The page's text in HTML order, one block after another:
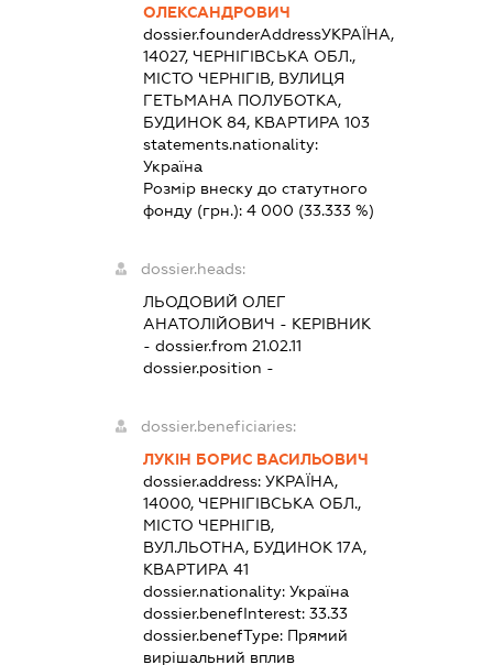
ОЛЕКСАНДРОВИЧ
dossier.founderAddressУКРАЇНА,
14027, ЧЕРНІГІВСЬКА ОБЛ.,
МІСТО ЧЕРНІГІВ, ВУЛИЦЯ
ГЕТЬМАНА ПОЛУБОТКА,
БУДИНОК 84, КВАРТИРА 103
statements.nationality:
Україна
Розмір внеску до статутного
фонду (грн.): 4 000 (33.333 %)
dossier.heads:
ЛЬОДОВИЙ ОЛЕГ
АНАТОЛІЙОВИЧ - КЕРІВНИК
- dossier.from 21.02.11
dossier.position -
dossier.beneficiaries:
ЛУКІН БОРИС ВАСИЛЬОВИЧ
dossier.address: УКРАЇНА,
14000, ЧЕРНІГІВСЬКА ОБЛ.,
МІСТО ЧЕРНІГІВ,
ВУЛ.ЛЬОТНА, БУДИНОК 17А,
КВАРТИРА 41
dossier.nationality: Україна
dossier.benefInterest: 33.33
dossier.benefType: Прямий
вирішальний вплив